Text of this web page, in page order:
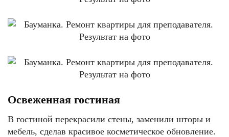
Освеженная гостиная
В гостиной перекрасили стены, заменили шторы и
мебель, сделав красивое косметическое обновление.